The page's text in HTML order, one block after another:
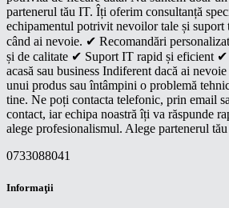
partenerul tău IT. Îți oferim consultanță
echipamentul potrivit nevoilor tale și suport
când ai nevoie. ✔ Recomandări
și de calitate ✔ Suport IT rapid și eficient
acasă sau business Indiferent dacă ai
unui produs sau întâmpini o problemă
tine. Ne poți contacta telefonic, prin email
contact, iar echipa noastră îți va răspunde
alege profesionalismul. Alege partenerul
0733088041
Informaţii